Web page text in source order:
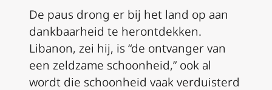
De paus drong er bij het land op aan
dankbaarheid te herontdekken.
Libanon, zei hij, is “de ontvanger van
een zeldzame schoonheid,” ook al
wordt die schoonheid vaak verduisterd